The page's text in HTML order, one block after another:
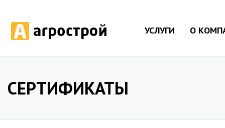
УСЛУГИ О
СЕРТИФИКАТЫ